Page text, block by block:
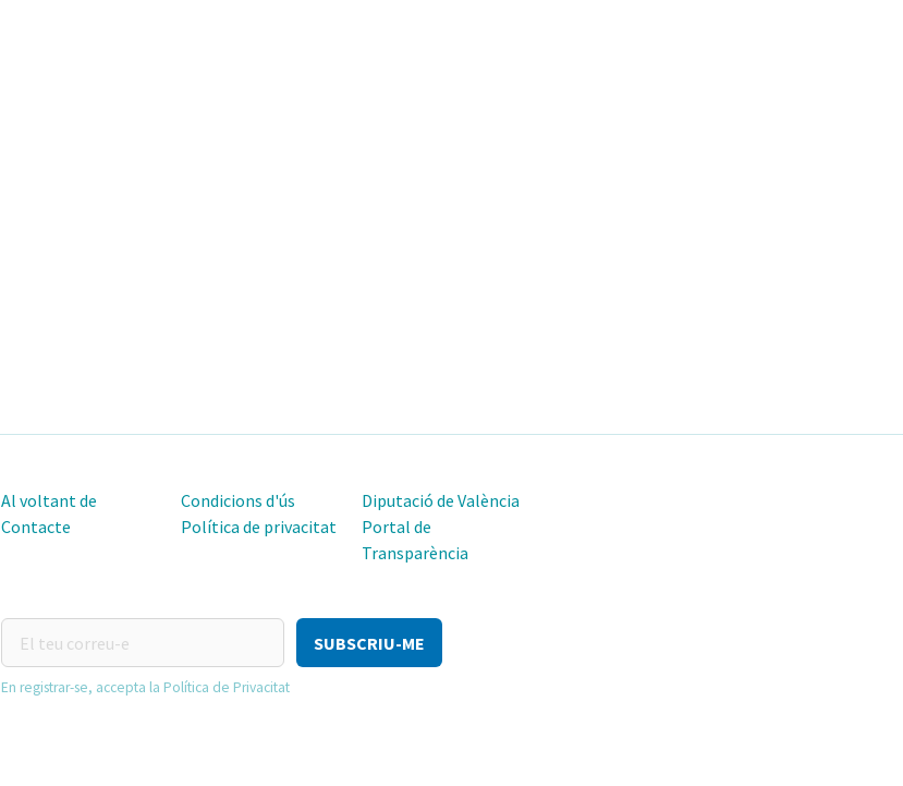
Al voltant de
Contacte
Condicions d'ús
Política de privacitat
Diputació de València
Portal de
Transparència
teu
correu-
En registrar-se, accepta la Política de Privacitat